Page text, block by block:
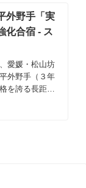
外野手「実
化合宿 - ス
愛媛・松山坊
外野手（３年
を誇る長距離